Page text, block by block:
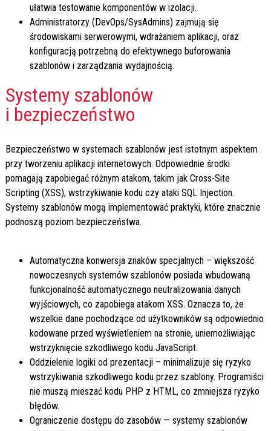
ułatwia testowanie komponentów w izolacji.
Administratorzy (DevOps/SysAdmins) zajmują się
środowiskami serwerowymi, wdrażaniem aplikacji, oraz
konfiguracją potrzebną do efektywnego buforowania
szablonów i zarządzania wydajnością.
Systemy szablonów
i bezpieczeństwo
Bezpieczeństwo w systemach szablonów jest istotnym aspektem
przy tworzeniu aplikacji internetowych. Odpowiednie środki
pomagają zapobiegać różnym atakom, takim jak Cross-Site
Scripting (XSS), wstrzykiwanie kodu czy ataki SQL Injection.
Systemy szablonów mogą implementować praktyki, które znacznie
podnoszą poziom bezpieczeństwa.
Automatyczna konwersja znaków specjalnych – większość
nowoczesnych systemów szablonów posiada wbudowaną
funkcjonalność automatycznego neutralizowania danych
wyjściowych, co zapobiega atakom XSS. Oznacza to, że
wszelkie dane pochodzące od użytkowników są odpowiednio
kodowane przed wyświetleniem na stronie, uniemożliwiając
wstrzyknięcie szkodliwego kodu JavaScript.
Oddzielenie logiki od prezentacji – minimalizuje się ryzyko
wstrzykiwania szkodliwego kodu przez szablony. Programiści
nie muszą mieszać kodu PHP z HTML, co zmniejsza ryzyko
błędów.
Ograniczenie dostępu do zasobów — systemy szablonów